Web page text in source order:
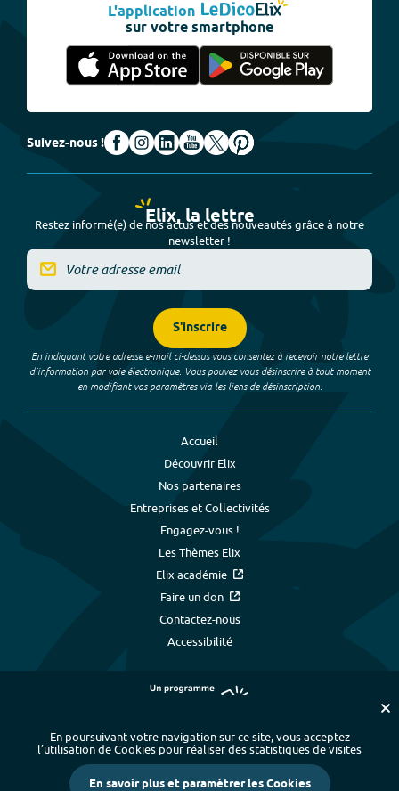
L'application
sur votre smartphone
Suivez-nous !
Elix, la lettre
Restez informé(e) de nos actus et des nouveautés grâce à notre
newsletter !
S'inscrire
En indiquant votre adresse e-mail ci-dessus vous consentez à recevoir notre lettre
d’information par voie électronique. Vous pouvez vous désinscrire à tout moment
en modifiant vos paramètres via les liens de désinscription.
Accueil
Découvrir Elix
Nos partenaires
Entreprises et Collectivités
Engagez-vous !
Les Thèmes Elix
Elix académie
Faire un don
Contactez-nous
Accessibilité
Plan du site - Index alphabétique
-
Mentions légales et données personnelles
- Paramétrer les cookies
En poursuivant votre navigation sur ce site, vous acceptez
l’utilisation de Cookies pour réaliser des statistiques de visites
En savoir plus et paramétrer les Cookies